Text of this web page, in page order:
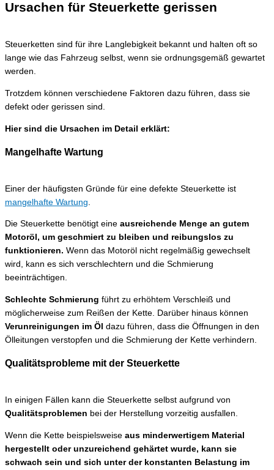
Ursachen für Steuerkette gerissen
Steuerketten sind für ihre Langlebigkeit bekannt und halten oft so
lange wie das Fahrzeug selbst, wenn sie ordnungsgemäß gewartet
werden.
Trotzdem können verschiedene Faktoren dazu führen, dass sie
defekt oder gerissen sind.
Hier sind die Ursachen im Detail erklärt:
Mangelhafte Wartung
Einer der häufigsten Gründe für eine defekte Steuerkette ist
mangelhafte Wartung
Die Steuerkette benötigt eine ausreichende Menge an gutem
Motoröl, um geschmiert zu bleiben und reibungslos zu
funktionieren. Wenn das Motoröl nicht regelmäßig gewechselt
wird, kann es sich verschlechtern und die Schmierung
beeinträchtigen.
Schlechte Schmierung führt zu erhöhtem Verschleiß und
möglicherweise zum Reißen der Kette. Darüber hinaus können
Verunreinigungen im Öl dazu führen, dass die Öffnungen in den
Ölleitungen verstopfen und die Schmierung der Kette verhindern.
Qualitätsprobleme mit der Steuerkette
In einigen Fällen kann die Steuerkette selbst aufgrund von
Qualitätsproblemen bei der Herstellung vorzeitig ausfallen.
Wenn die Kette beispielsweise aus minderwertigem Material
hergestellt oder unzureichend gehärtet wurde, kann sie
schwach sein und sich unter der konstanten Belastung im